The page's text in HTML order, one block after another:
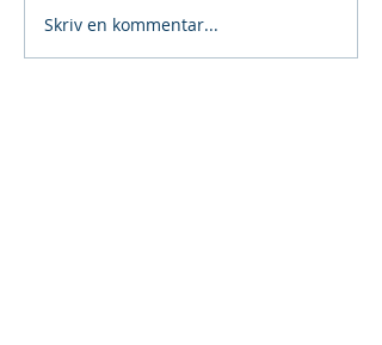
Skriv en kommentar...